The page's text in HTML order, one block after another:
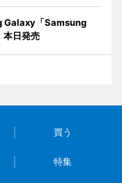
Galaxy「Samsung
日発売
買う
特集